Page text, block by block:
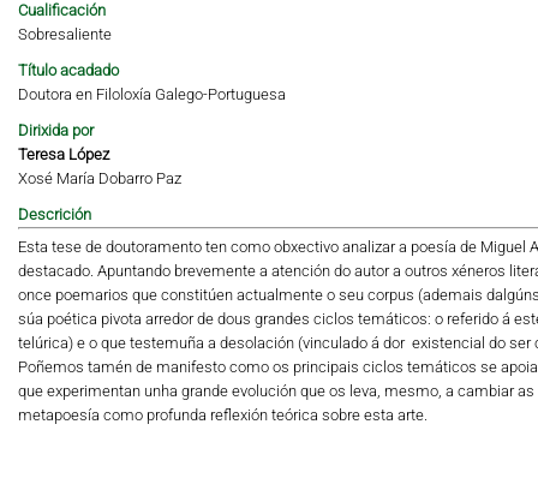
Cualificación
Sobresaliente
Título acadado
Doutora en Filoloxía Galego-Portuguesa
Dirixida por
Teresa López
Xosé María Dobarro Paz
Descrición
Esta tese de doutoramento ten como obxectivo analizar a poesía de Miguel
destacado. Apuntando brevemente a atención do autor a outros xéneros
once poemarios que constitúen actualmente o seu corpus (ademais
súa poética pivota arredor de dous grandes ciclos temáticos: o referido á
telúrica) e o que testemuña a desolación (vinculado á dor existencial do
Poñemos tamén de manifesto como os principais ciclos temáticos se
que experimentan unha grande evolución que os leva, mesmo, a cambiar
metapoesía como profunda reflexión teórica sobre esta arte.